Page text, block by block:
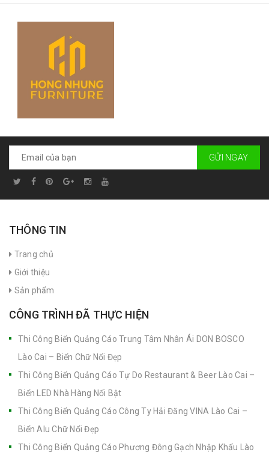
GỬI NGAY
THÔNG TIN
Trang chủ
Giới thiệu
Sản phẩm
CÔNG TRÌNH ĐÃ THỰC HIỆN
Thi Công Biển Quảng Cáo Trung Tâm Nhân Ái DON BOSCO
Lào Cai – Biển Chữ Nổi Đẹp
Thi Công Biển Quảng Cáo Tự Do Restaurant & Beer Lào Cai –
Biển LED Nhà Hàng Nổi Bật
Thi Công Biển Quảng Cáo Công Ty Hải Đăng VINA Lào Cai –
Biển Alu Chữ Nổi Đẹp
Thi Công Biển Quảng Cáo Phương Đông Gạch Nhập Khẩu Lào